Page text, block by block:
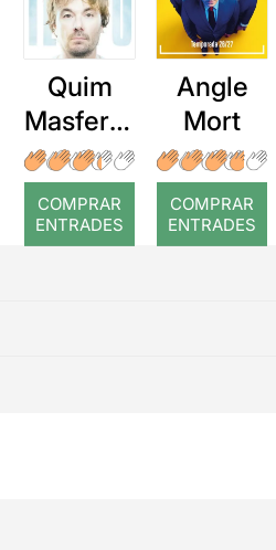
Quim
Masferre
r: Temps
COMPRAR
ENTRADES
Angle
Mort
COMPRAR
ENTRADES